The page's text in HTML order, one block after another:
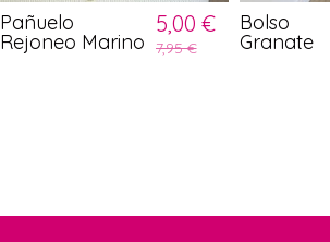
Pañuelo
Rejoneo Marino
5,00 €
7,95 €
Bolso
Granate